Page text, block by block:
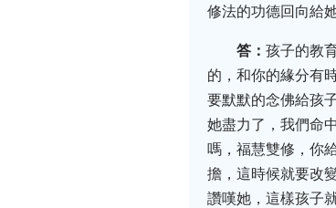
修法的功德回向給
答： 孩子的教
的，和你的緣分有
要默默的念佛給孩
她盡力了，我們命
嗎，福慧雙修，你
擔，這時候就要改
讚嘆她，這樣孩子